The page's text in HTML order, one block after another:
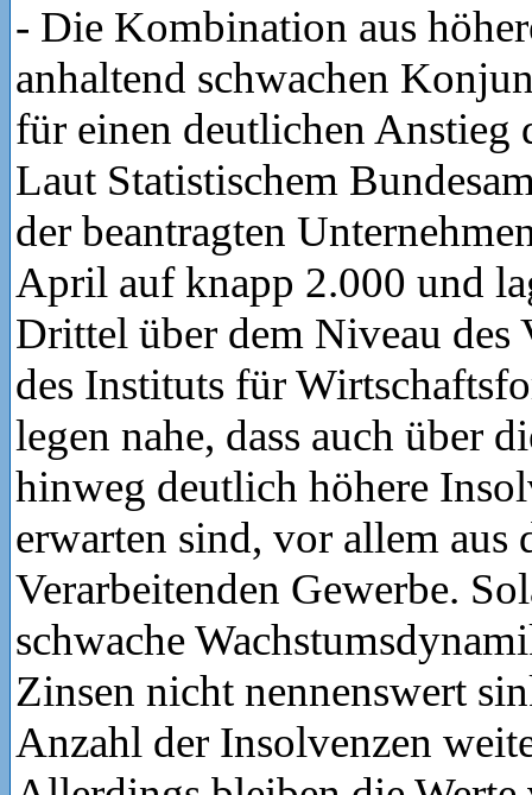
- Die Kombination aus
anhaltend schwachen
für einen deutlichen Anstieg
Laut Statistischem
der beantragten
April auf knapp 2.000 und
Drittel über dem Niveau des
des Instituts für
legen nahe, dass auch über
hinweg deutlich höhere
erwarten sind, vor allem aus
Verarbeitenden Gewerbe.
schwache
Zinsen nicht nennenswert
Anzahl der Insolvenzen